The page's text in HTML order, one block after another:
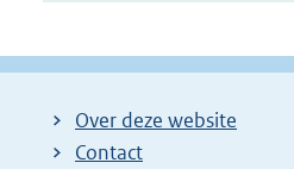
Over deze website
Contact